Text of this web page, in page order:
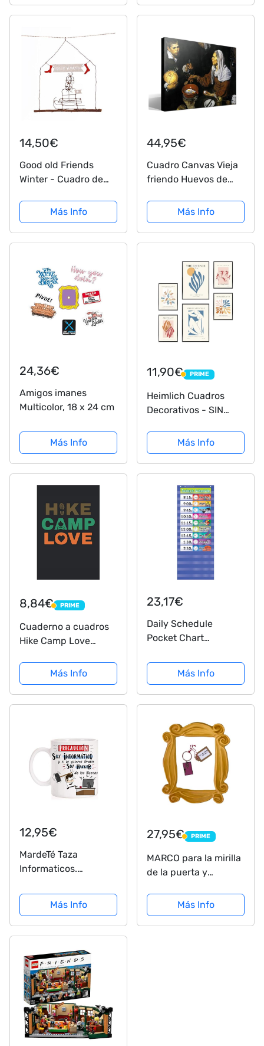
Autógrafo Firmado
Ross Phoebe Rachel...
14,50€
Good old Friends
Winter - Cuadro de
navideñoMás Info
44,95€
Cuadro Canvas Vieja
friendo Huevos de
Silva y Velázquez
Más Info
24,36€
Amigos imanes
Multicolor, 18 x 24 cm
Más Info
11,90€ PRIME
PRIME
Heimlich Cuadros
Decorativos - SIN
Colgante para
Paredes de Sala,
Dormitorios y Cocina
4 x A4-30x42 &
21x30 | »...
Más Info
8,84€ PRIME
PRIME
Cuaderno a cuadros
Hike Camp Love
cuadros para
campistas,
excursionistas,
al aire libre
Más Info
23,17€
Daily Schedule
Pocket Chart
Más Info
12,95€
MardeTé Taza
Informaticos.
Informático Pero si lo
Quieres Gratis Soy
Hacker de los Buenos.
Divertida Taza de
Regalo
Más Info
27,95€ PRIME
PRIME
MARCO para la mirilla
de la puerta y
puerta de Mónica en
LLAVERO. Present for
your Friends.
Más Info